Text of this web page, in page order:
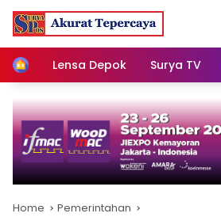
Skip
content
HomeLensa Depok Surya TV
Home Pemerintahan